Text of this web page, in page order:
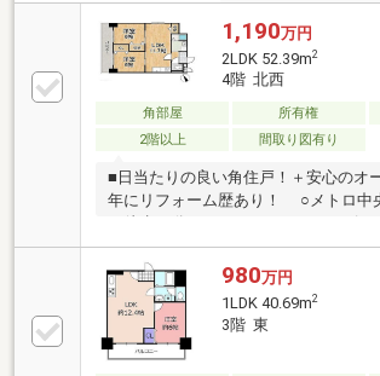
1,190万円
2LDK 52.39m2
4階 北西
角部屋 所有権
2階以上
間取り図有り
■日当たりの良い角住戸！＋安心のオ
年にリフォーム歴あり！ ○メトロ中
生活利便施設が身近に揃う、暮らしに
980万円
1LDK 40.69m2
3階 東